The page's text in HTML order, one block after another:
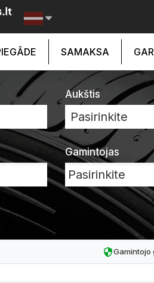
SAMAKSA
Aukštis
Pasirinkite
Gamintojas
Gamintojo